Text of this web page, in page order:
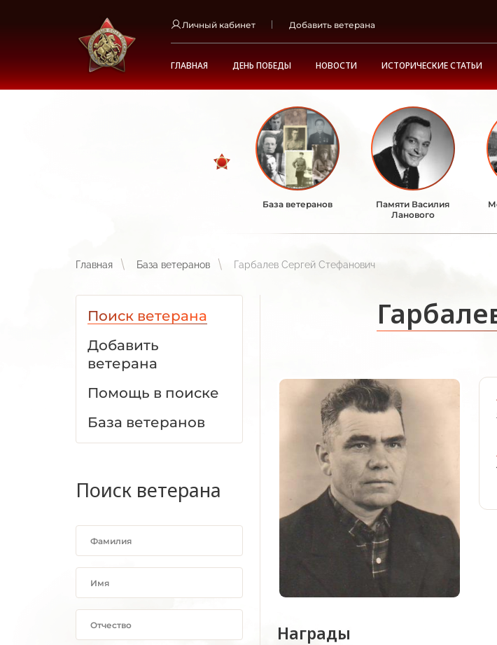
Личный кабинет Добавить ветерана
ГЛАВНАЯ ДЕНЬ ПОБЕДЫ НОВОСТИ ИСТОРИЧЕСКИЕ СТАТЬИ
База ветеранов
Памяти Василия
Ланового
Главная База ветеранов Гарбалев Сергей Стефанович
Поиск ветерана
Добавить
ветерана
Помощь в поиске
База ветеранов
Поиск ветерана
Награды